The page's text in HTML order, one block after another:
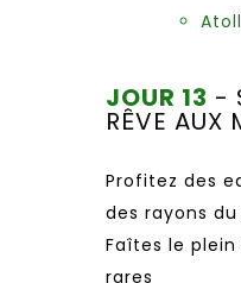
JOUR 13 -
RÊVE AUX
Profitez des
des rayons
Faîtes le
rares